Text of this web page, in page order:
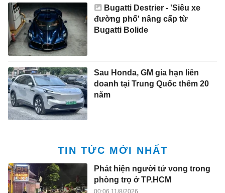
Bugatti Destrier - 'Siêu xe
đường phố' nâng cấp từ
Bugatti Bolide
Sau Honda, GM gia hạn liên
doanh tại Trung Quốc thêm 20
năm
TIN TỨC MỚI NHẤT
Phát hiện người tử vong trong
phòng trọ ở TP.HCM